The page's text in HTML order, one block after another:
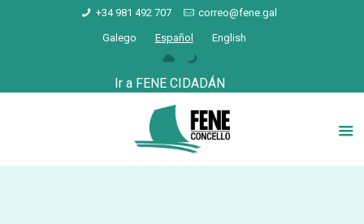
+34 981 492 707 correo@fene.gal
Galego Español English
Ir a FENE CIDADÁN